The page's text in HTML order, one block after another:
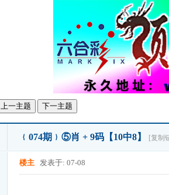
上一主题 下一主题
﹛074期﹜⑤肖 + 9码【10中8】 [复制
楼主 发表于: 07-08